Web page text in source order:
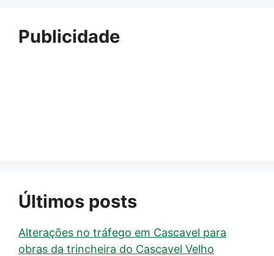
Publicidade
Últimos posts
Alterações no tráfego em Cascavel para
obras da trincheira do Cascavel Velho